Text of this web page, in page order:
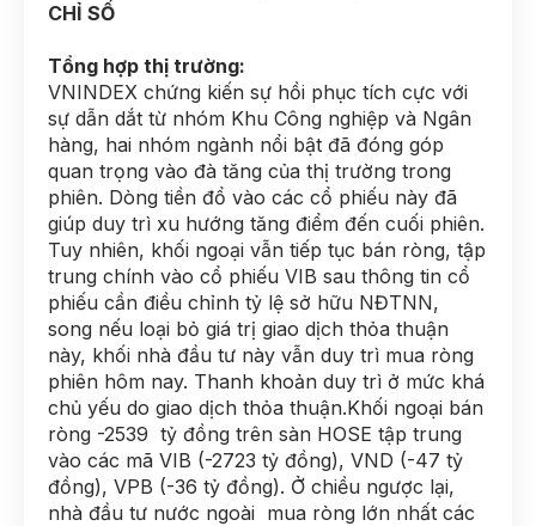
CHỈ SỐ
Tổng hợp thị trường:
VNINDEX chứng kiến sự hồi phục tích cực với
sự dẫn dắt từ nhóm Khu Công nghiệp và Ngân
hàng, hai nhóm ngành nổi bật đã đóng góp
quan trọng vào đà tăng của thị trường trong
phiên. Dòng tiền đổ vào các cổ phiếu này đã
giúp duy trì xu hướng tăng điểm đến cuối phiên.
Tuy nhiên, khối ngoại vẫn tiếp tục bán ròng, tập
trung chính vào cổ phiếu VIB sau thông tin cổ
phiếu cần điều chỉnh tỷ lệ sở hữu NĐTNN,
song nếu loại bỏ giá trị giao dịch thỏa thuận
này, khối nhà đầu tư này vẫn duy trì mua ròng
phiên hôm nay. Thanh khoản duy trì ở mức khá
chủ yếu do giao dịch thỏa thuận.Khối ngoại bán
ròng -2539 tỷ đồng trên sàn HOSE tập trung
vào các mã VIB (-2723 tỷ đồng), VND (-47 tỷ
đồng), VPB (-36 tỷ đồng). Ở chiều ngược lại,
nhà đầu tư nước ngoài mua ròng lớn nhất các